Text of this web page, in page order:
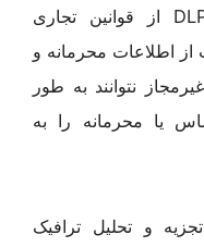
طراحی شده است. محصولات DLP از قوانین تجاری
اطلاعات محرمانه و
نتوانند به طور
یا محرمانه را به
و تحلیل ترافیک